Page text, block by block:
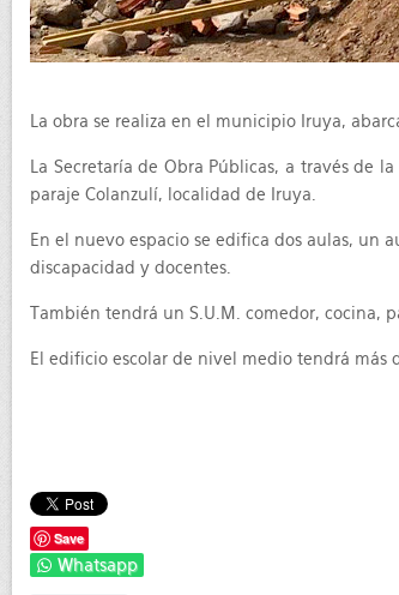
La obra se realiza en el municipio Iruya,
La Secretaría de Obra Públicas, a través de
paraje Colanzulí, localidad de Iruya.
En el nuevo espacio se edifica dos aulas, un
discapacidad y docentes.
También tendrá un S.U.M. comedor, cocina,
El edificio escolar de nivel medio tendrá más
Save
Whatsapp